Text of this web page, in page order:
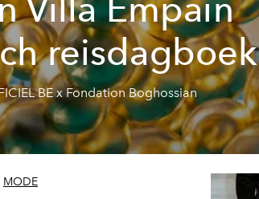
Villa Empain
reisdagboek
BE x Fondation Boghossian
MODE